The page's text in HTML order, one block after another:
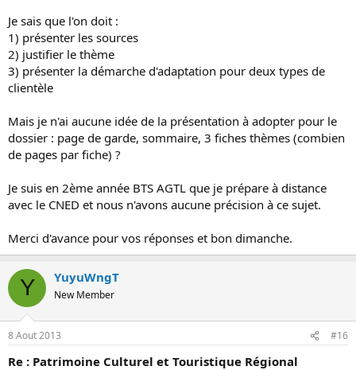
Je sais que l'on doit :
1) présenter les sources
2) justifier le thème
3) présenter la démarche d'adaptation pour deux types de
clientèle
Mais je n'ai aucune idée de la présentation à adopter pour le
dossier : page de garde, sommaire, 3 fiches thèmes (combien
de pages par fiche) ?
Je suis en 2ème année BTS AGTL que je prépare à distance
avec le CNED et nous n'avons aucune précision à ce sujet.
Merci d'avance pour vos réponses et bon dimanche.
Y YuyuWngT
New Member
8 Aout 2013 #16
Re : Patrimoine Culturel et Touristique Régional